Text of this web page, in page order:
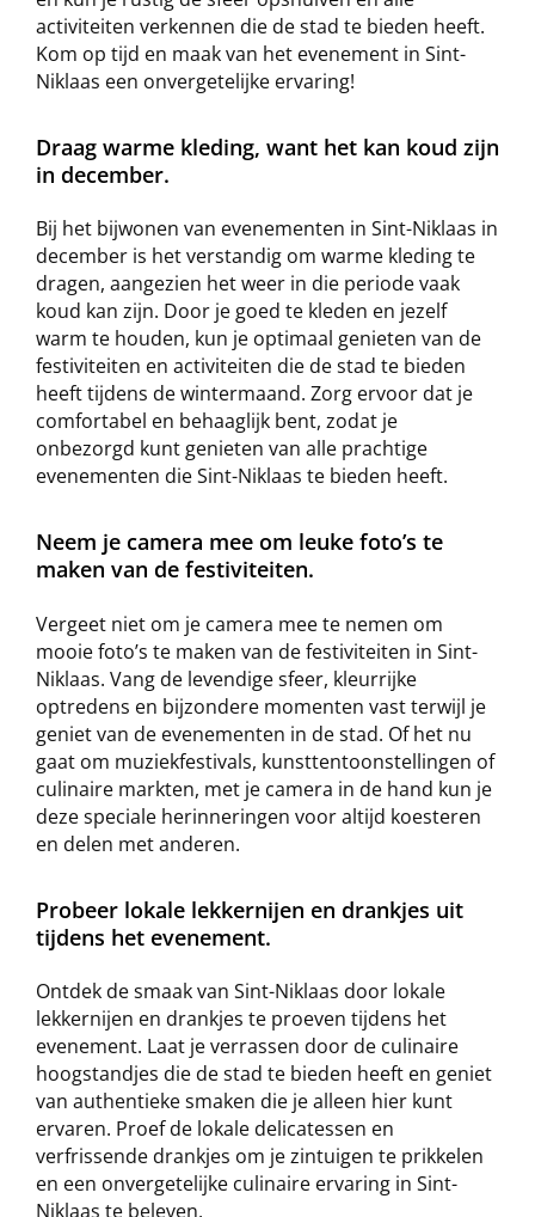
activiteiten verkennen die de stad te bieden heeft.
Kom op tijd en maak van het evenement in Sint-
Niklaas een onvergetelijke ervaring!
Draag warme kleding, want het kan koud zijn
in december.
Bij het bijwonen van evenementen in Sint-Niklaas in
december is het verstandig om warme kleding te
dragen, aangezien het weer in die periode vaak
koud kan zijn. Door je goed te kleden en jezelf
warm te houden, kun je optimaal genieten van de
festiviteiten en activiteiten die de stad te bieden
heeft tijdens de wintermaand. Zorg ervoor dat je
comfortabel en behaaglijk bent, zodat je
onbezorgd kunt genieten van alle prachtige
evenementen die Sint-Niklaas te bieden heeft.
Neem je camera mee om leuke foto’s te
maken van de festiviteiten.
Vergeet niet om je camera mee te nemen om
mooie foto’s te maken van de festiviteiten in Sint-
Niklaas. Vang de levendige sfeer, kleurrijke
optredens en bijzondere momenten vast terwijl je
geniet van de evenementen in de stad. Of het nu
gaat om muziekfestivals, kunsttentoonstellingen of
culinaire markten, met je camera in de hand kun je
deze speciale herinneringen voor altijd koesteren
en delen met anderen.
Probeer lokale lekkernijen en drankjes uit
tijdens het evenement.
Ontdek de smaak van Sint-Niklaas door lokale
lekkernijen en drankjes te proeven tijdens het
evenement. Laat je verrassen door de culinaire
hoogstandjes die de stad te bieden heeft en geniet
van authentieke smaken die je alleen hier kunt
ervaren. Proef de lokale delicatessen en
verfrissende drankjes om je zintuigen te prikkelen
en een onvergetelijke culinaire ervaring in Sint-
Niklaas te beleven.